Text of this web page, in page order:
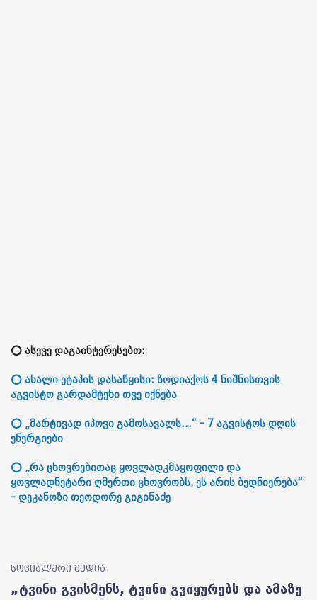
⭕ ასევე დაგაინტერესებთ:
⭕ ახალი ეტაპის დასაწყისი: ზოდიაქოს 4 ნიშნისთვის
აგვისტო გარდამტეხი თვე იქნება
⭕ „მარტივად იპოვი გამოსავალს...“ - 7 აგვისტოს დღის
ენერგიები
⭕ „რა ცხოვრებითაც ყოვლადკმაყოფილი და
ყოვლადნეტარი ღმერთი ცხოვრობს, ეს არის ბედნიერება“
- დეკანოზი თეოდორე გიგინაძე
სოციალური მედია
„ტვინი გვისმენს, ტვინი გვიყურებს და ამაზე